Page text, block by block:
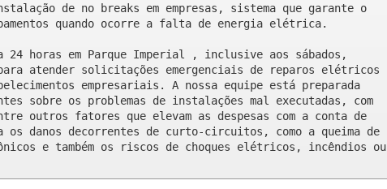
de no breaks em empresas, sistema que garante o
quando ocorre a falta de energia elétrica.
24 horas em Parque Imperial , inclusive aos sábados,
atender solicitações emergenciais de reparos elétricos
empresariais. A nossa equipe está preparada
sobre os problemas de instalações mal executadas, com
outros fatores que elevam as despesas com a conta de
danos decorrentes de curto-circuitos, como a queima de
e também os riscos de choques elétricos, incêndios ou